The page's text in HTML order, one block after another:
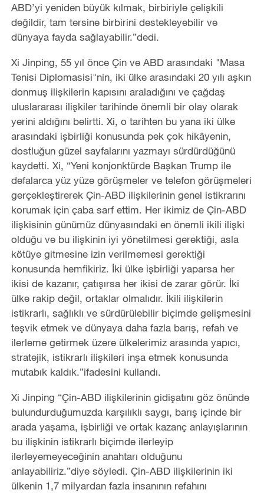
ABD’yi yeniden büyük kılmak, birbiriyle çelişkili
değildir, tam tersine birbirini destekleyebilir ve
dünyaya fayda sağlayabilir.”dedi.
Xi Jinping, 55 yıl önce Çin ve ABD arasındaki "Masa
Tenisi Diplomasisi"nin, iki ülke arasındaki 20 yılı aşkın
donmuş ilişkilerin kapısını araladığını ve çağdaş
uluslararası ilişkiler tarihinde önemli bir olay olarak
yerini aldığını belirtti. Xi, o tarihten bu yana iki ülke
arasındaki işbirliği konusunda pek çok hikâyenin,
dostluğun güzel sayfalarını yazmayı sürdürdüğünü
kaydetti. Xi, “Yeni konjonktürde Başkan Trump ile
defalarca yüz yüze görüşmeler ve telefon görüşmeleri
gerçekleştirerek Çin-ABD ilişkilerinin genel istikrarını
korumak için çaba sarf ettim. Her ikimiz de Çin-ABD
ilişkisinin günümüz dünyasındaki en önemli ikili ilişki
olduğu ve bu ilişkinin iyi yönetilmesi gerektiği, asla
kötüye gitmesine izin verilmemesi gerektiği
konusunda hemfikiriz. İki ülke işbirliği yaparsa her
ikisi de kazanır, çatışırsa her ikisi de zarar görür. İki
ülke rakip değil, ortaklar olmalıdır. İkili ilişkilerin
istikrarlı, sağlıklı ve sürdürülebilir biçimde gelişmesini
teşvik etmek ve dünyaya daha fazla barış, refah ve
ilerleme getirmek üzere ülkelerimiz arasında yapıcı,
stratejik, istikrarlı ilişkileri inşa etmek konusunda
mutabık kaldık.”ifadesini kullandı.
Xi Jinping “Çin-ABD ilişkilerinin gidişatını göz önünde
bulundurduğumuzda karşılıklı saygı, barış içinde bir
arada yaşama, işbirliği ve ortak kazanç anlayışlarının
bu ilişkinin istikrarlı biçimde ilerleyip
ilerleyemeyeceğinin anahtarı olduğunu
anlayabiliriz.”diye söyledi. Çin-ABD ilişkilerinin iki
ülkenin 1,7 milyardan fazla insanının refahını